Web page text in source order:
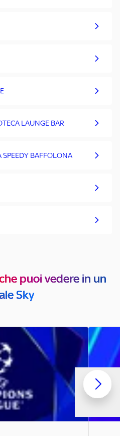
LAUNGE BAR
SPEEDY BAFFOLONA
puoi vedere in un
Sky